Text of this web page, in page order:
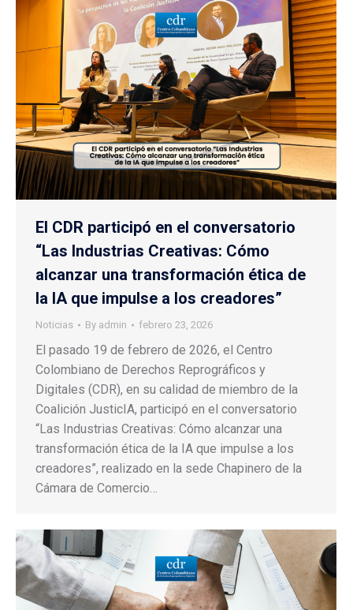
El CDR participó en el conversatorio
“Las Industrias Creativas: Cómo
alcanzar una transformación ética de
la IA que impulse a los creadores”
Noticias By admin febrero 23, 2026
El pasado 19 de febrero de 2026, el Centro
Colombiano de Derechos Reprográficos y
Digitales (CDR), en su calidad de miembro de la
Coalición JusticIA, participó en el conversatorio
“Las Industrias Creativas: Cómo alcanzar una
transformación ética de la IA que impulse a los
creadores”, realizado en la sede Chapinero de la
Cámara de Comercio…